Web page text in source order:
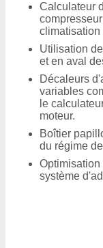
Calculateur
climatisation
Utilisation
et en aval
Décaleurs
variables
le
moteur.
Boîtier
du régime
système